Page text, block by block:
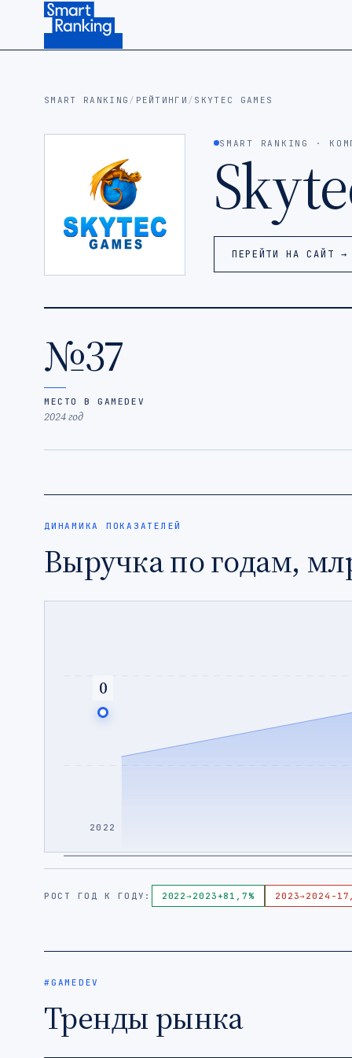
Подписаться на наш канал в Telegram (откроется в
SMART RANKING / РЕЙТИНГИ / SKYTEC GAMES
SMART RANKING ·
ПЕРЕЙТИ НА САЙТ →
№37
МЕСТО В GAMEDEV
2024 год
ДИНАМИКА ПОКАЗАТЕЛЕЙ
Выручка по годам,
0
2022
РОСТ ГОД К ГОДУ: 2022→ 2023 +81,7% 2023→ 2024 -
#GAMEDEV
Тренды рынка